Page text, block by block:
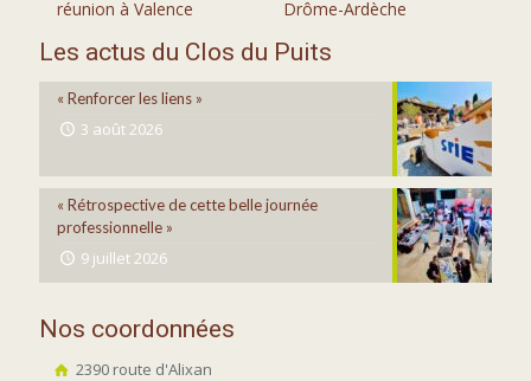
réunion à Valence
Drôme-Ardèche
Les actus du Clos du Puits
« Renforcer les liens »
3 août 2026
« Rétrospective de cette belle journée
professionnelle »
9 juillet 2026
Nos coordonnées
2390 route d'Alixan